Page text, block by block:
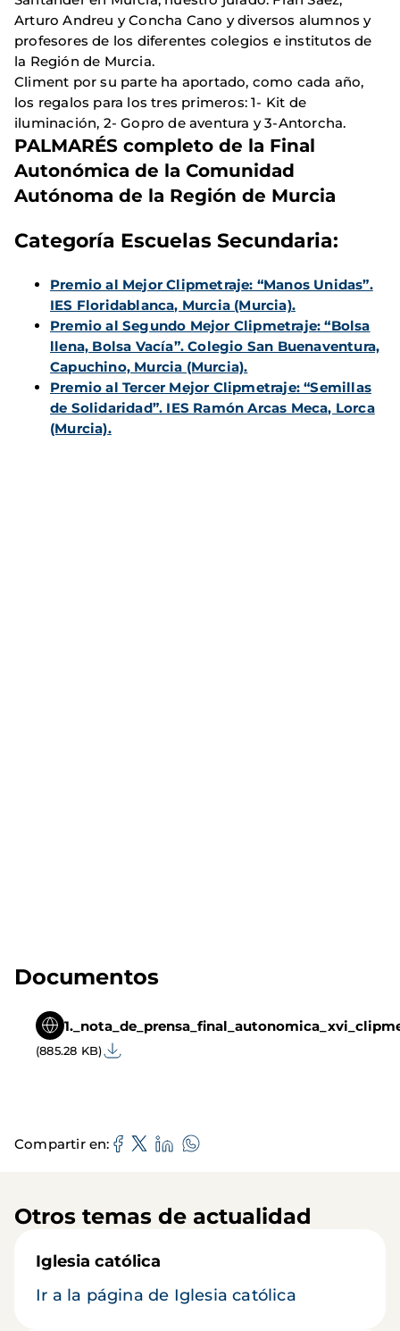
Arturo Andreu y Concha Cano y diversos alumnos y
profesores de los diferentes colegios e institutos de
la Región de Murcia.
Climent por su parte ha aportado, como cada año,
los regalos para los tres primeros: 1- Kit de
iluminación, 2- Gopro de aventura y 3-Antorcha.
PALMARÉS completo de la Final
Autonómica de la Comunidad
Autónoma de la Región de Murcia
Categoría Escuelas Secundaria:
Premio al Mejor Clipmetraje: “Manos Unidas”.
IES Floridablanca, Murcia (Murcia).
Premio al Segundo Mejor Clipmetraje: “Bolsa
llena, Bolsa Vacía”. Colegio San Buenaventura,
Capuchino, Murcia (Murcia).
Premio al Tercer Mejor Clipmetraje: “Semillas
de Solidaridad”. IES Ramón Arcas Meca, Lorca
(Murcia).
Documentos
(885.28 KB)
Compartir en
Otros temas de actualidad
Iglesia católica
Ir a la página de Iglesia católica